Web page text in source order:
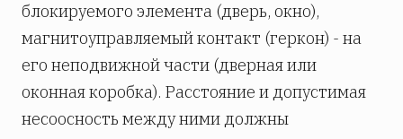
блокируемого элемента (дверь, окно),
магнитоуправляемый контакт (геркон) - на
его неподвижной части (дверная или
оконная коробка). Расстояние и допустимая
несоосность между ними должны